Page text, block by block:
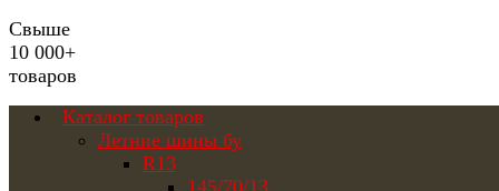
Свыше
10 000+
товаров
Каталог товаров
Летние шины бу
R13
145/70/13